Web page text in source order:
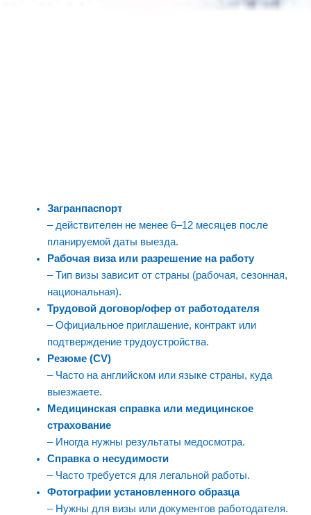
Загранпаспорт
– действителен не менее 6–12 месяцев после
планируемой даты выезда.
Рабочая виза или разрешение на работу
– Тип визы зависит от страны (рабочая, сезонная,
национальная).
Трудовой договор/офер от работодателя
– Официальное приглашение, контракт или
подтверждение трудоустройства.
Резюме (CV)
– Часто на английском или языке страны, куда
выезжаете.
Медицинская справка или медицинское
страхование
– Иногда нужны результаты медосмотра.
Справка о несудимости
– Часто требуется для легальной работы.
Фотографии установленного образца
– Нужны для визы или документов работодателя.